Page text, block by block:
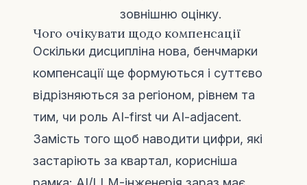
зовнішню оцінку.
Чого очікувати щодо компенсації
Оскільки дисципліна нова, бенчмарки
компенсації ще формуються і суттєво
відрізняються за регіоном, рівнем та
тим, чи роль AI-first чи AI-adjacent.
Замість того щоб наводити цифри, які
застаріють за квартал, корисніша